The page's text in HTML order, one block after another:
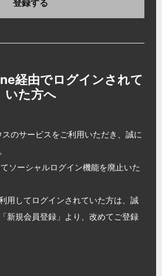
登録する
経由でログインされて
いた方へ
のサービスをご利用いただき、誠に
ソーシャルログイン機能を廃止いた
用してログインされていた方は、誠
新規会員登録」より、改めてご登録